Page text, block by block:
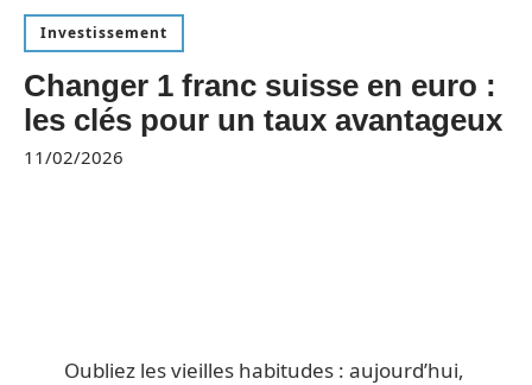
Investissement
Changer 1 franc suisse en euro :
les clés pour un taux avantageux
11/02/2026
Oubliez les vieilles habitudes : aujourd’hui,